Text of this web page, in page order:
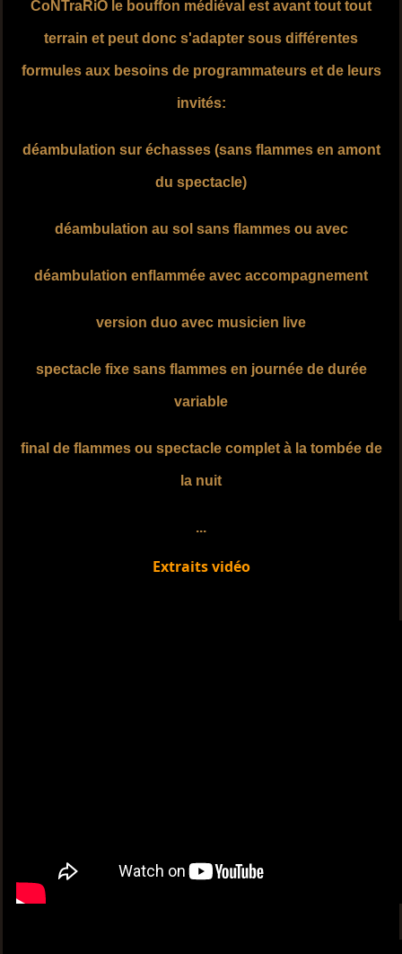
CoNTraRiO le bouffon médiéval est avant tout tout
terrain et peut donc s'adapter sous différentes
formules aux besoins de programmateurs et de leurs
invités:
déambulation sur échasses (sans flammes en amont
du spectacle)
déambulation au sol sans flammes ou avec
déambulation enflammée avec accompagnement
version duo avec musicien live
spectacle fixe sans flammes en journée de durée
variable
final de flammes ou spectacle complet à la tombée de
la nuit
...
Extraits vidéo